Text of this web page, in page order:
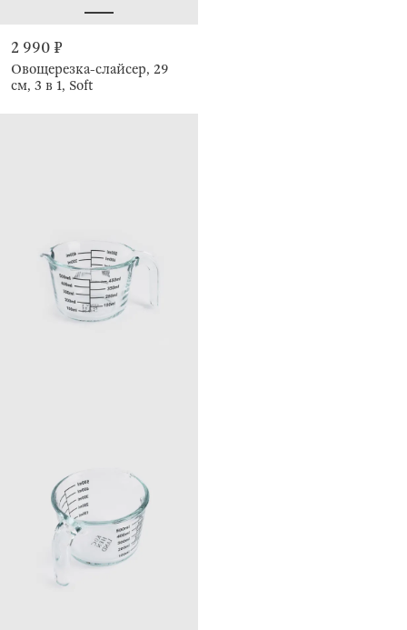
2 990 ₽
Овощерезка-слайсер, 29
см, 3 в 1, Soft